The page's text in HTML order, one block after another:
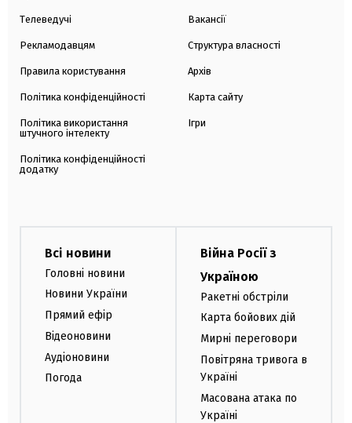
Телеведучі
Рекламодавцям
Правила користування
Політика конфіденційності
Політика використання
штучного інтелекту
Політика конфіденційності
додатку
Вакансії
Структура власності
Архів
Карта сайту
Ігри
Всі новини
Головні новини
Новини України
Прямий ефір
Відеоновини
Аудіоновини
Погода
Війна Росії з
Україною
Ракетні обстріли
Карта бойових дій
Мирні переговори
Повітряна тривога в
Україні
Масована атака по
Україні